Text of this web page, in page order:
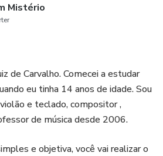
Mistério
de Carvalho. Comecei a estudar
eu tinha 14 anos de idade. Sou
e teclado, compositor ,
de música desde 2006.
e objetiva, você vai realizar o